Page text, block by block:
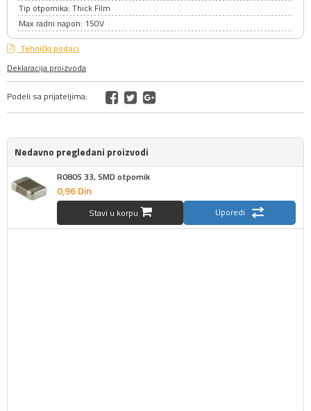
Tip otpornika: Thick Film
Max radni napon: 150V
Tehnički podaci
Deklaracija proizvoda
Podeli sa prijateljima:
Nedavno pregledani proizvodi
R0805 33, SMD otpornik
0,96Din
Stavi u korpu Uporedi